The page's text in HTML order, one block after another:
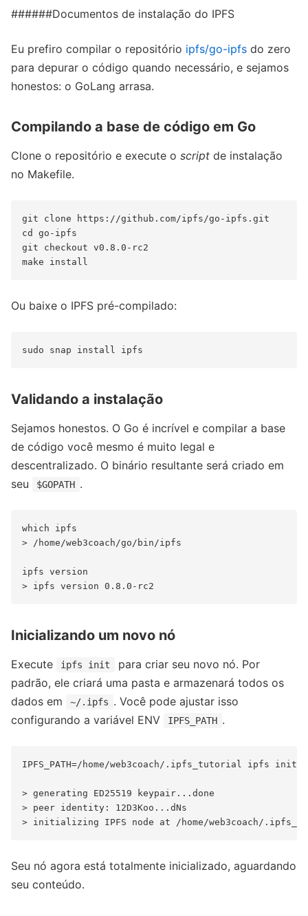
######Documentos de instalação do IPFS
Eu prefiro compilar o repositório ipfs/go-ipfs do zero
para depurar o código quando necessário, e sejamos
honestos: o GoLang arrasa.
Compilando a base de código em Go
Clone o repositório e execute o script de instalação
no Makefile.
git clone https://github.com/ipfs/go-ipfs.git
cd go-ipfs
git checkout v0.8.0-rc2
Ou baixe o IPFS pré-compilado:
Validando a instalação
Sejamos honestos. O Go é incrível e compilar a base
de código você mesmo é muito legal e
descentralizado. O binário resultante será criado em
seu
$GOPATH .
which ipfs
> /home/web3coach/go/bin/ipfs
ipfs version
Inicializando um novo nó
Execute ipfs init
para criar seu novo nó. Por
padrão, ele criará uma pasta e armazenará todos os
dados em
~/.ipfs . Você pode ajustar isso
configurando a variável ENV
IPFS_PATH .
IPFS_PATH=/home/web3coach/.ipfs_tutorial ipfs init
> generating ED25519 keypair...done
> peer identity: 12D3Koo...dNs
Seu nó agora está totalmente inicializado, aguardando
seu conteúdo.